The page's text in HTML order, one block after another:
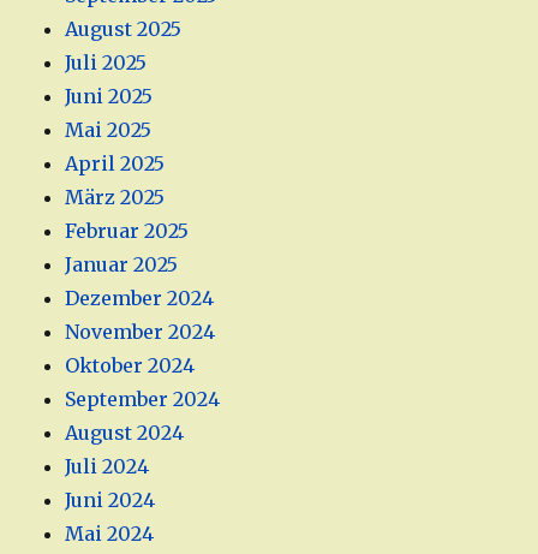
August 2025
Juli 2025
Juni 2025
Mai 2025
April 2025
März 2025
Februar 2025
Januar 2025
Dezember 2024
November 2024
Oktober 2024
September 2024
August 2024
Juli 2024
Juni 2024
Mai 2024